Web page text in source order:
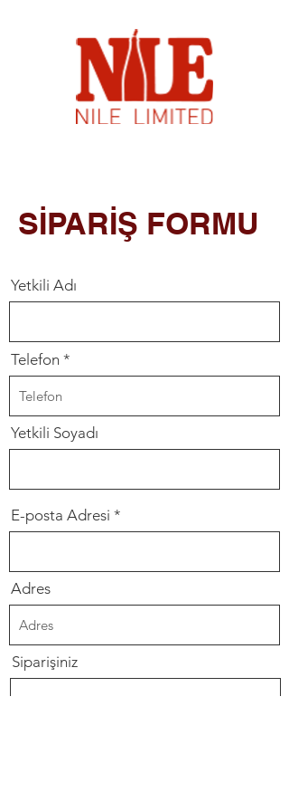
SİPARİŞ FORMU
Yetkili Adı
Telefon
Yetkili Soyadı
E-posta Adresi
Adres
Siparişiniz